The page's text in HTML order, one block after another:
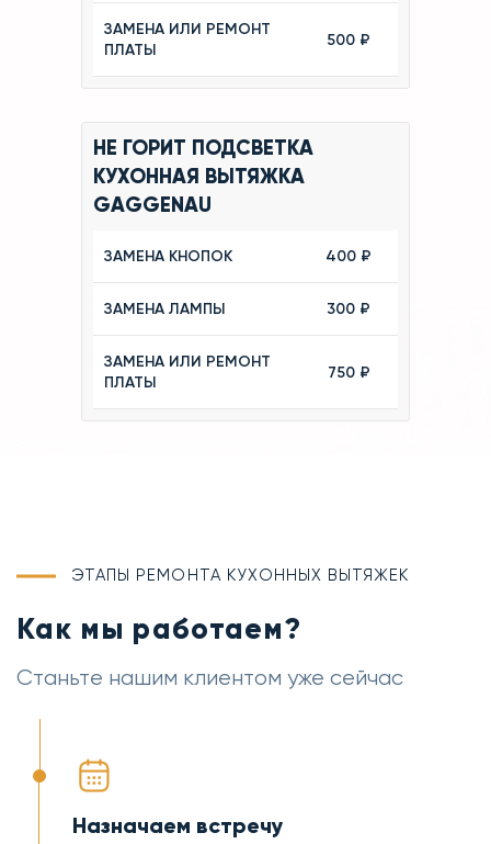
ЗАМЕНА ИЛИ РЕМОНТ
ПЛАТЫ
500 ₽
НЕ ГОРИТ ПОДСВЕТКА
КУХОННАЯ ВЫТЯЖКА
GAGGENAU
ЗАМЕНА КНОПОК 400 ₽
ЗАМЕНА ЛАМПЫ 300 ₽
ЗАМЕНА ИЛИ РЕМОНТ
ПЛАТЫ
750 ₽
ЭТАПЫ РЕМОНТА КУХОННЫХ ВЫТЯЖЕК
Как мы работаем?
Станьте нашим клиентом уже сейчас
Назначаем встречу